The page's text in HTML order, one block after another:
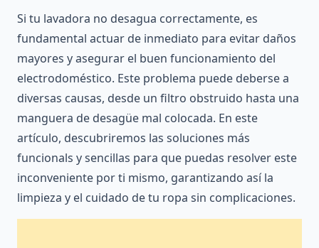
Si tu lavadora no desagua correctamente, es
fundamental actuar de inmediato para evitar daños
mayores y asegurar el buen funcionamiento del
electrodoméstico. Este problema puede deberse a
diversas causas, desde un filtro obstruido hasta una
manguera de desagüe mal colocada. En este
artículo, descubriremos las soluciones más
funcionals y sencillas para que puedas resolver este
inconveniente por ti mismo, garantizando así la
limpieza y el cuidado de tu ropa sin complicaciones.